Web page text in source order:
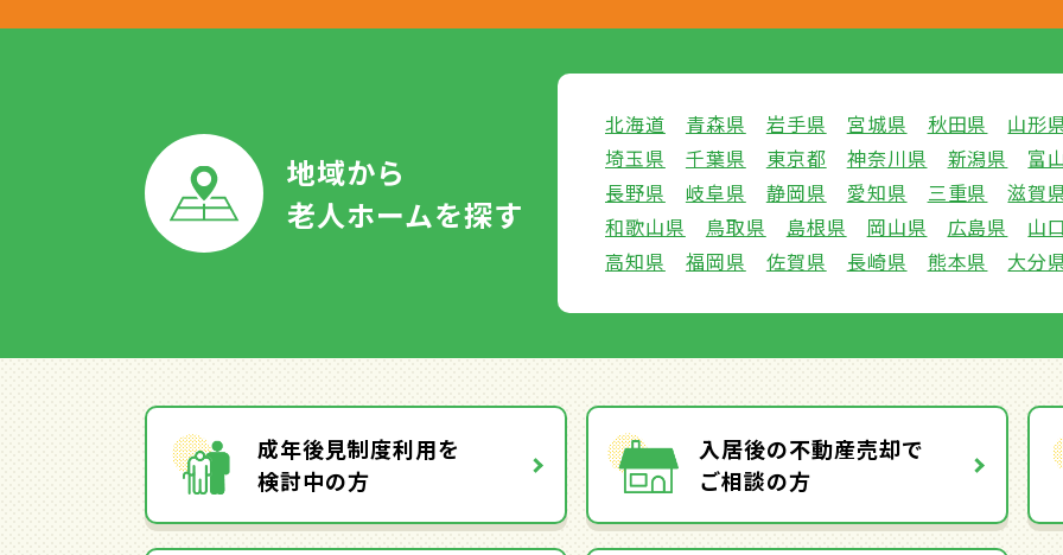
地域から
老人ホームを探す
北海道 青森県 岩手県 宮城県 秋田県 山形
埼玉県
千葉県 東京都 神奈川県 新潟県 富
長野県
岐阜県 静岡県 愛知県 三重県 滋賀
和歌山県
鳥取県 島根県 岡山県 広島県 山
高知県
福岡県 佐賀県 長崎県 熊本県 大分
成年後見制度利用を
検討中の方
入居後の不動産売却で
ご相談の方